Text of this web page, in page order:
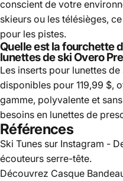
conscient de votre
skieurs ou les télésièges,
pour les pistes.
Quelle est la fourchette
lunettes de ski Overo
Les inserts pour lunettes
disponibles pour 119,99 $,
gamme, polyvalente et
besoins en lunettes de
Références
Ski Tunes sur Instagram -
écouteurs serre-tête.
Découvrez Casque